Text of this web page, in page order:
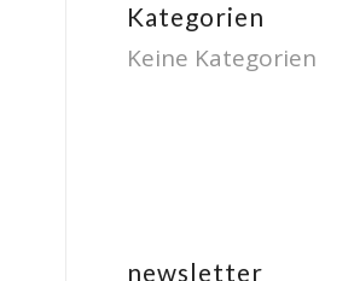
Kategorien
Keine Kategorien
newsletter